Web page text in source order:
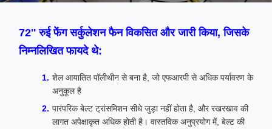
72'' रुई फेंग सर्कुलेशन फैन विकसित और जारी किया, जिसके
निम्नलिखित फायदे थे:
शेल आयातित पॉलीथीन से बना है, जो एफआरपी से अधिक पर्यावरण के
अनुकूल है
पारंपरिक बेल्ट ट्रांसमिशन सीधे जुड़ा नहीं होता है, और रखरखाव की
लागत अपेक्षाकृत अधिक होती है। वास्तविक अनुप्रयोग में, बेल्ट की